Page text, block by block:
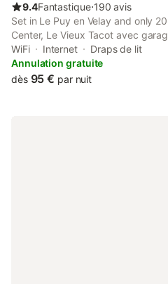
9.4Fantastique⋅190 avis
Set in Le Puy en Velay and only
Center, Le Vieux Tacot avec
city views, free WiFi and free
around 1.
WiFi Internet
Draps de lit
Annulation gratuite
dès 95 € par nuit